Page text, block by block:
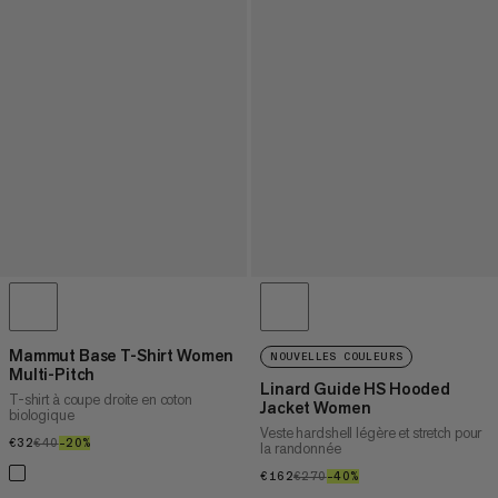
Mammut Base T-Shirt Women
Multi-Pitch
T-shirt à coupe droite en coton
biologique
€32€32
€40€40
–20%
NOUVELLES COULEURS
Linard Guide HS Hooded
Jacket Women
Veste hardshell légère et stretch pour
la randonnée
€162€162
€270€270
–40%